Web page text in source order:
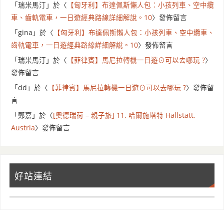
「瑞米馬汀 」於〈 【匈牙利】布達佩斯懶人包：小孩列車、空中纜
車、齒軌電車，一日遊經典路線詳細解說。10〉發佈留言
「gina 」於〈 【匈牙利】布達佩斯懶人包：小孩列車、空中纜車、
齒軌電車，一日遊經典路線詳細解說。10〉發佈留言
「瑞米馬汀 」於〈 【菲律賓】馬尼拉轉機一日遊⊙可以去哪玩 ?〉
發佈留言
「dd 」於〈 【菲律賓】馬尼拉轉機一日遊⊙可以去哪玩 ?〉發佈留
言
「鄭嘉 」於〈[奧德瑞荷 – 親子旅] 11. 哈爾施塔特 Hallstatt,
Austria〉發佈留言
好站連結